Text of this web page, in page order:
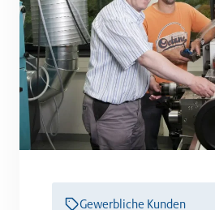
Gewerbliche Kunden